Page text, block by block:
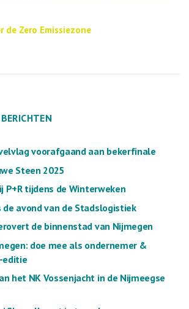
de Zero Emissiezone
voorafgaand aan bekerfinale
Steen 2025
P+R tijdens de Winterweken
avond van de Stadslogistiek
de binnenstad van Nijmegen
doe mee als ondernemer &
editie
het NK Vossenjacht in de Nijmeegse